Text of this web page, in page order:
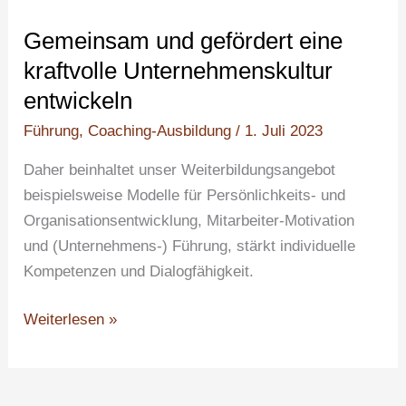
Gemeinsam und gefördert eine
kraftvolle Unternehmenskultur
entwickeln
Führung,Coaching-Ausbildung / 1. Juli 2023
Daher beinhaltet unser Weiterbildungsangebot
beispielsweise Modelle für Persönlichkeits- und
Organisationsentwicklung, Mitarbeiter-Motivation
und (Unternehmens-) Führung, stärkt individuelle
Kompetenzen und Dialogfähigkeit.
Weiterlesen »